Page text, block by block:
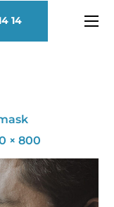
14
× 800